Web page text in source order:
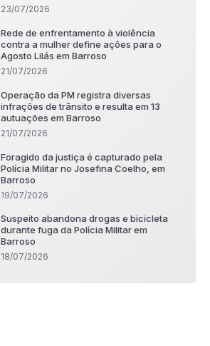
23/07/2026
Rede de enfrentamento à violência
contra a mulher define ações para o
Agosto Lilás em Barroso
21/07/2026
Operação da PM registra diversas
infrações de trânsito e resulta em 13
autuações em Barroso
21/07/2026
Foragido da justiça é capturado pela
Polícia Militar no Josefina Coelho, em
Barroso
19/07/2026
Suspeito abandona drogas e bicicleta
durante fuga da Polícia Militar em
Barroso
18/07/2026